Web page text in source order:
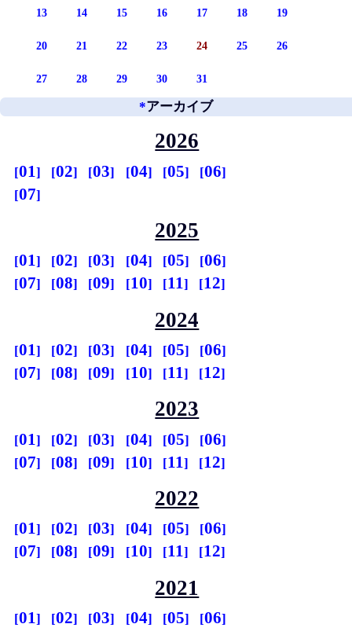
13 14 15 16 17 18 19
20 21 22 23 24 25 26
27 28 29 30 31
*アーカイブ
2026
01 02 03 04 05
06
07
2025
01 02 03 04 05
06
07
08 09 10 11 12
2024
01 02 03 04 05
06
07
08 09 10 11 12
2023
01 02 03 04 05
06
07
08 09 10 11 12
2022
01 02 03 04 05
06
07
08 09 10 11 12
2021
01 02 03 04 05
06